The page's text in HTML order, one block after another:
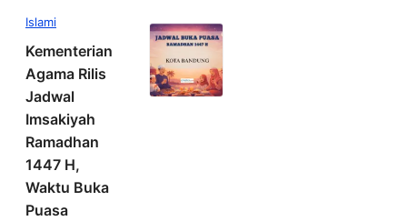
Islami
Kementerian
Agama Rilis
Jadwal
Imsakiyah
Ramadhan
1447 H,
Waktu Buka
Puasa